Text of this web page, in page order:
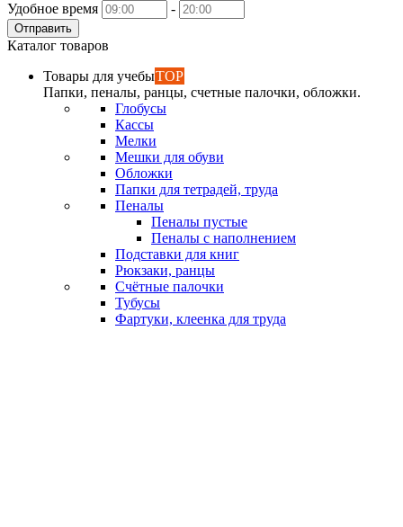
Удобное время -
Отправить
Каталог товаров
Товары для учебыTOP
Папки, пеналы, ранцы, счетные палочки, обложки.
Глобусы
Кассы
Мелки
Мешки для обуви
Обложки
Папки для тетрадей, труда
Пеналы
Пеналы пустые
Пеналы с наполнением
Подставки для книг
Рюкзаки, ранцы
Счётные палочки
Тубусы
Фартуки, клеенка для труда